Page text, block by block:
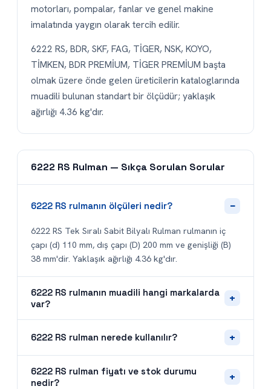
motorları, pompalar, fanlar ve genel makine
imalatında yaygın olarak tercih edilir.
6222 RS, BDR, SKF, FAG, TİGER, NSK, KOYO,
TİMKEN, BDR PREMİUM, TİGER PREMİUM başta
olmak üzere önde gelen üreticilerin kataloglarında
muadili bulunan standart bir ölçüdür; yaklaşık
ağırlığı 4.36 kg'dır.
6222 RS Rulman — Sıkça Sorulan Sorular
6222 RS rulmanın ölçüleri nedir? −
6222 RS Tek Sıralı Sabit Bilyalı Rulman rulmanın iç
çapı (d) 110 mm, dış çapı (D) 200 mm ve genişliği (B)
38 mm'dir. Yaklaşık ağırlığı 4.36 kg'dır.
6222 RS rulmanın muadili hangi markalarda
var?
+
6222 RS rulman nerede kullanılır? +
6222 RS rulman fiyatı ve stok durumu
nedir?
+